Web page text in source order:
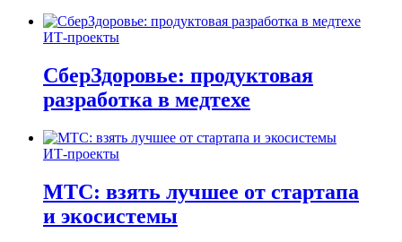
ИТ-проекты
СберЗдоровье: продуктовая
разработка в медтехе
ИТ-проекты
МТС: взять лучшее от стартапа
и экосистемы